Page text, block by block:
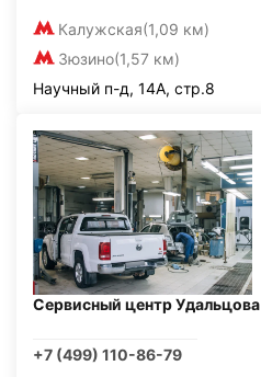
Калужская(1,09 км)
Зюзино(1,57 км)
Научный п-д, 14А, стр.8
Сервисный центр Удальцова
+7 (499) 110-86-79